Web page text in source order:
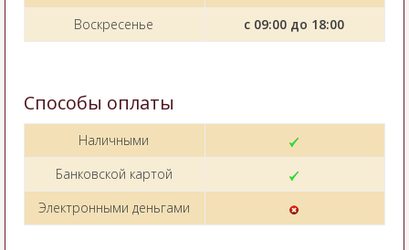
Воскресенье с 09:00 до 18:00
Способы оплаты
Наличными
Банковской картой
Электронными деньгами